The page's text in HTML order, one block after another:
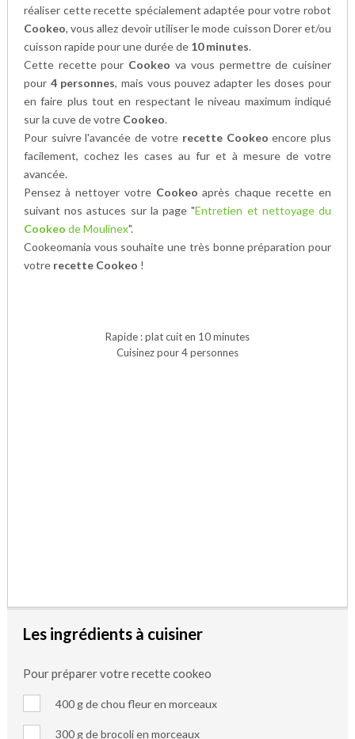
réaliser cette recette spécialement adaptée pour votre robot
Cookeo, vous allez devoir utiliser le mode cuisson Dorer et/ou
cuisson rapide pour une durée de 10 minutes.
Cette recette pour Cookeo va vous permettre de cuisiner
pour 4 personnes, mais vous pouvez adapter les doses pour
en faire plus tout en respectant le niveau maximum indiqué
sur la cuve de votre Cookeo.
Pour suivre l'avancée de votre recette Cookeo encore plus
facilement, cochez les cases au fur et à mesure de votre
avancée.
Pensez à nettoyer votre Cookeo après chaque recette en
suivant nos astuces sur la page "Entretien et nettoyage du
Cookeo de Moulinex".
Cookeomania vous souhaite une très bonne préparation pour
votre recette Cookeo !
Rapide : plat cuit en 10 minutes
Cuisinez pour 4 personnes
Les ingrédients à cuisiner
Pour préparer votre recette cookeo
400 g de chou fleur en morceaux
300 g de brocoli en morceaux